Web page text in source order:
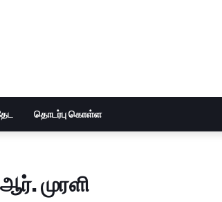
தொடர்பு கொள்ள
முரளி